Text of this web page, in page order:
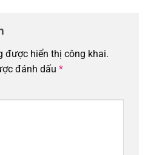
được hiển thị công khai.
đánh dấu *